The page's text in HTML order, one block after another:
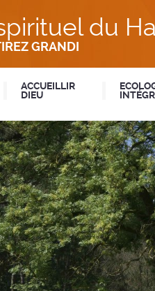
du
GRANDI
ACCUEILLIR
DIEU